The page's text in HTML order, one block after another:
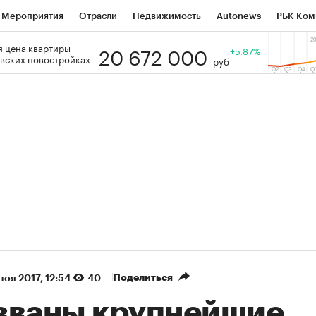
Мероприятия Отрасли Недвижимость Autonews РБК
РБК Образование Тренды
цена квартиры
новостройках
20 672 000 руб
+5.87%
2017, 12:54 40 Поделиться